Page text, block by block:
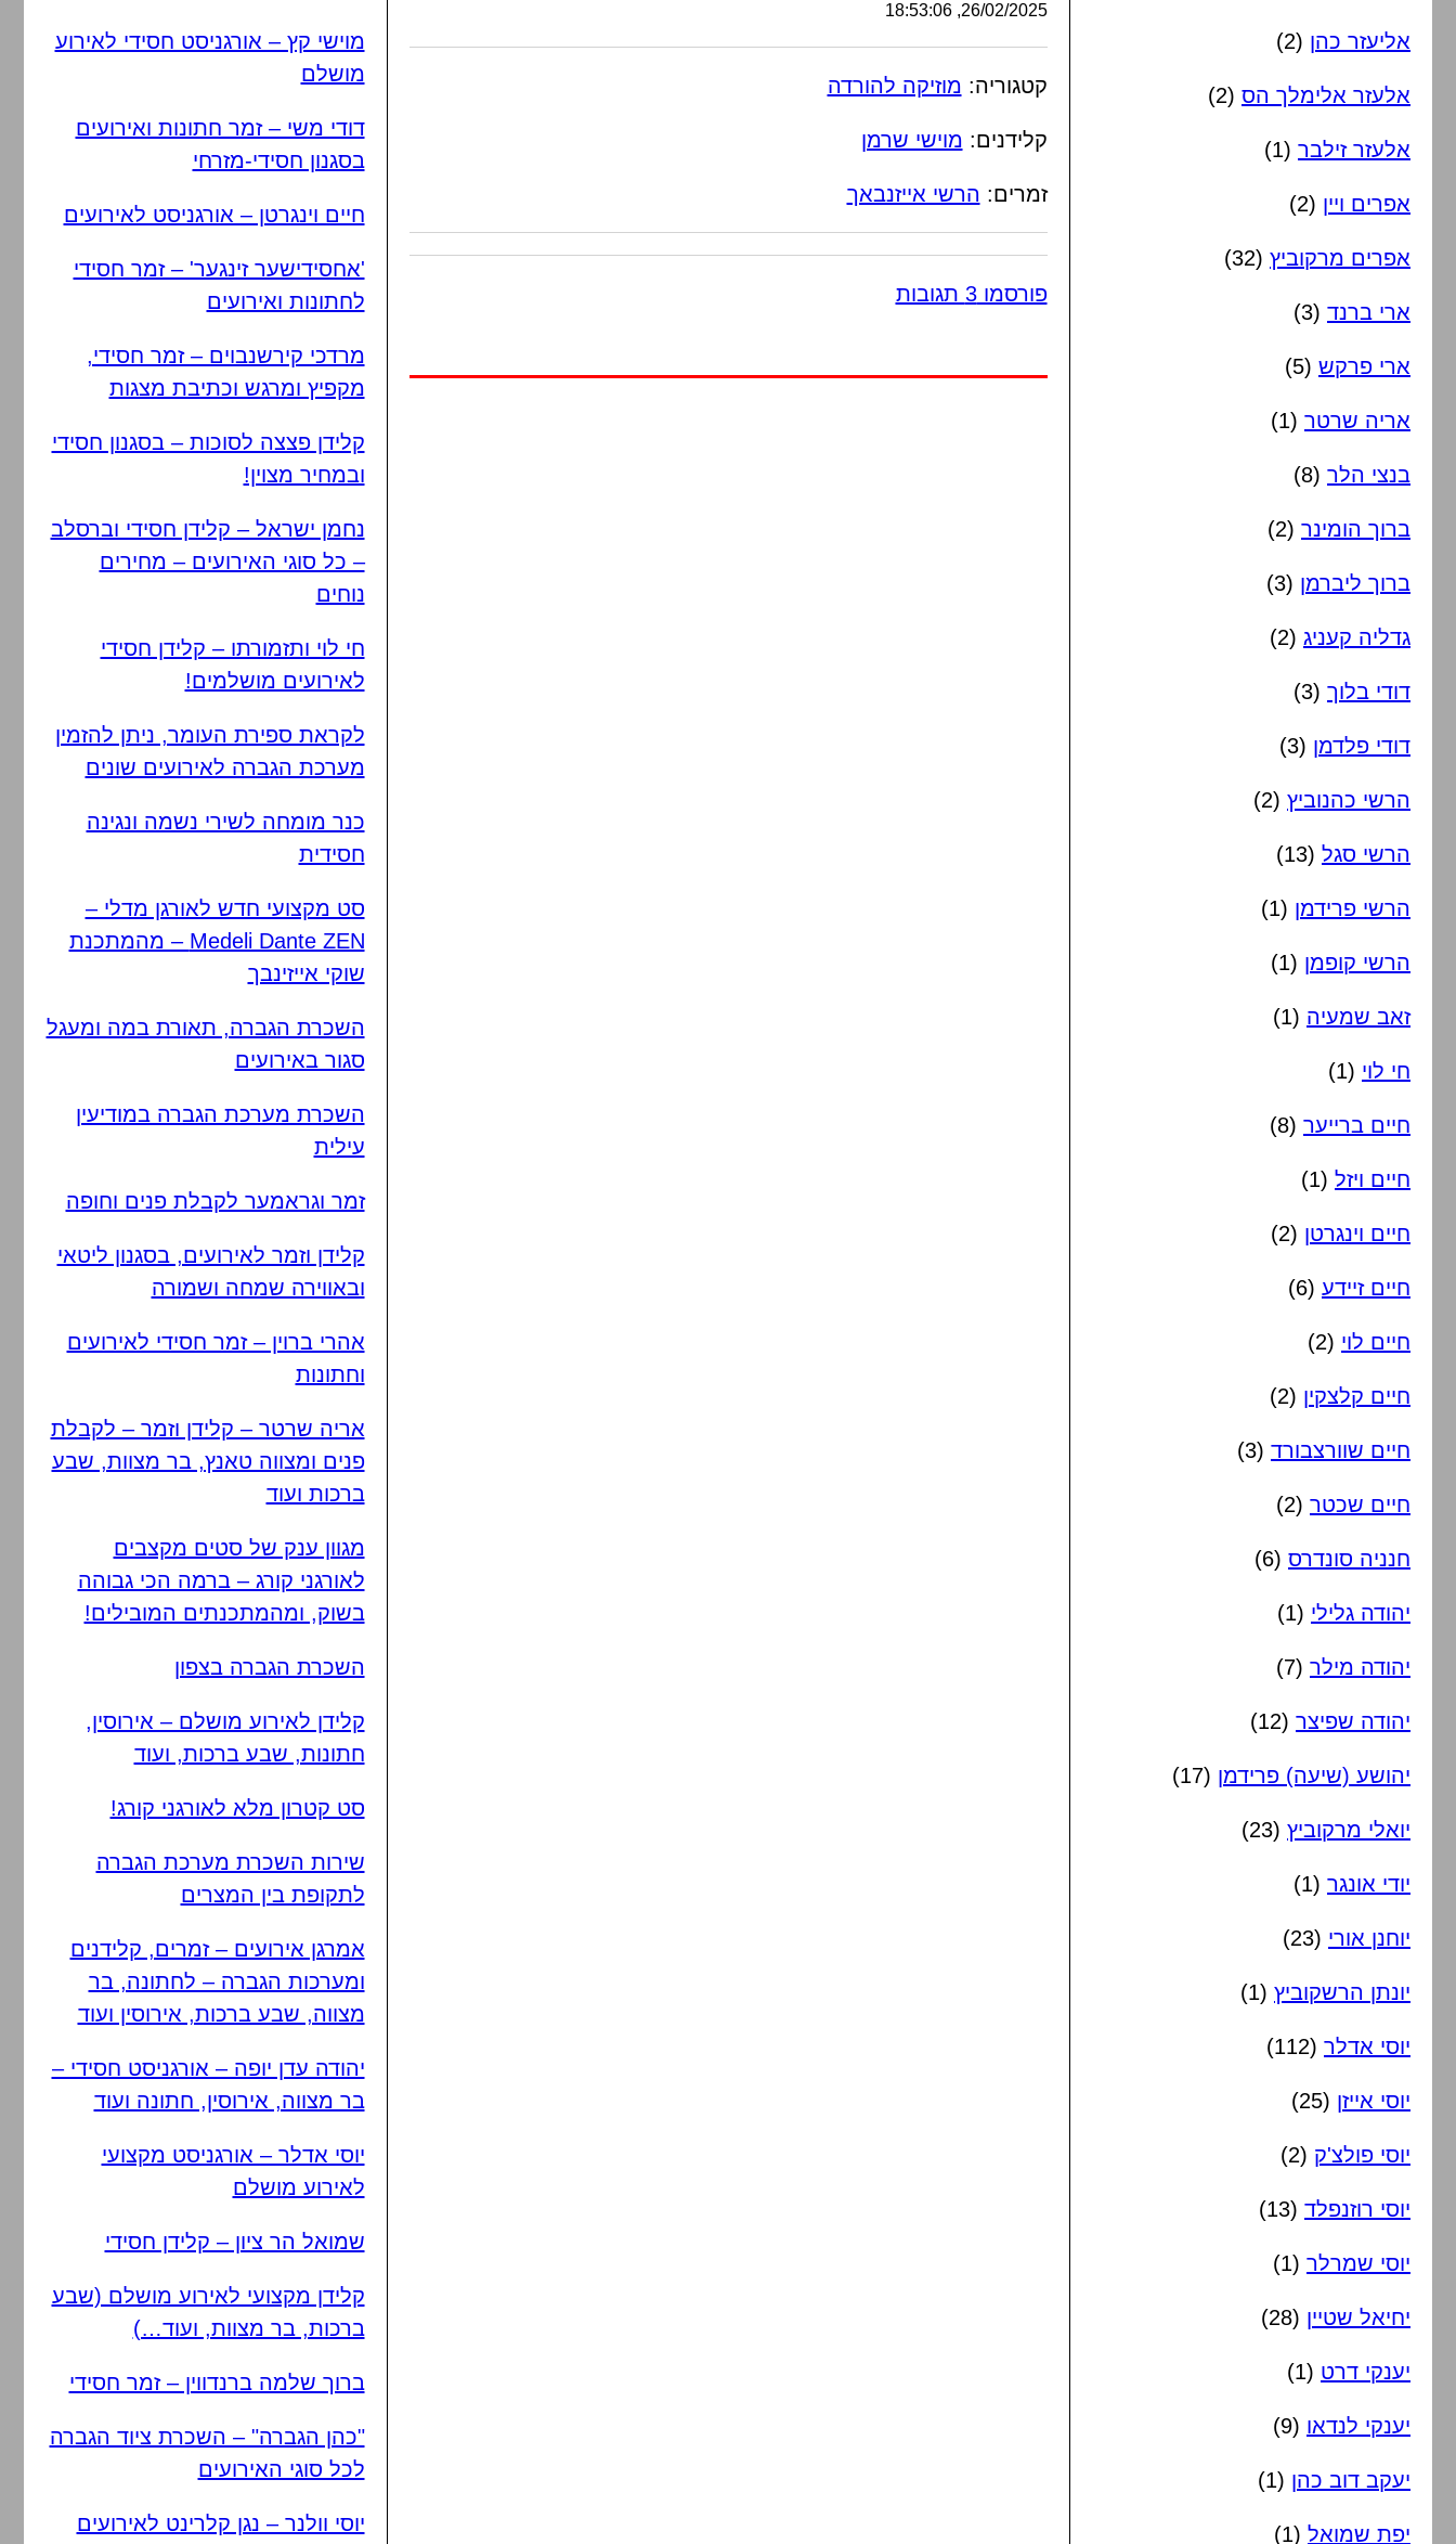
26/02/2025, 18:53:06
קטגוריה: מוזיקה להורדה
קלידנים: מוישי שרמן
זמרים: הרשי אייזנבאך
פורסמו 3 תגובות
אליעזר כהן (2)
אלעזר אלימלך הס (2)
אלעזר זילבר (1)
אפרים ויין (2)
אפרים מרקוביץ (32)
ארי ברנד (3)
ארי פרקש (5)
אריה שרטר (1)
בנצי הלר (8)
ברוך הומינר (2)
ברוך ליברמן (3)
גדליה קעניג (2)
דודי בלוך (3)
דודי פלדמן (3)
הרשי כהנוביץ (2)
הרשי סגל (13)
הרשי פרידמן (1)
הרשי קופמן (1)
זאב שמעיה (1)
חי לוי (1)
חיים ברייער (8)
חיים ויזל (1)
חיים וינגרטן (2)
חיים זיידע (6)
חיים לוי (2)
חיים קלצקין (2)
חיים שוורצבורד (3)
חיים שכטר (2)
חנניה סונדרס (6)
יהודה גלילי (1)
יהודה מילר (7)
יהודה שפיצר (12)
יהושע (שיעה) פרידמן (17)
יואלי מרקוביץ (23)
יודי אונגר (1)
יוחנן אורי (23)
יונתן הרשקוביץ (1)
יוסי אדלר (112)
יוסי אייזן (25)
יוסי פולצ'ק (2)
יוסי רוזנפלד (13)
יוסי שמרלר (1)
יחיאל שטיין (28)
יענקי דרט (1)
יענקי לנדאו (9)
יעקב דוב כהן (1)
יפת שמואל (1)
מוישי קץ – אורגניסט חסידי לאירוע
מושלם
דודי משי – זמר חתונות ואירועים
בסגנון חסידי-מזרחי
חיים וינגרטן – אורגניסט לאירועים
'אחסידישער זינגער' – זמר חסידי
לחתונות ואירועים
מרדכי קירשנבוים – זמר חסידי,
מקפיץ ומרגש וכתיבת מצגות
קלידן פצצה לסוכות – בסגנון חסידי
ובמחיר מצוין!
נחמן ישראל – קלידן חסידי וברסלב
– כל סוגי האירועים – מחירים
נוחים
חי לוי ותזמורתו – קלידן חסידי
לאירועים מושלמים!
לקראת ספירת העומר, ניתן להזמין
מערכת הגברה לאירועים שונים
כנר מומחה לשירי נשמה ונגינה
חסידית
סט מקצועי חדש לאורגן מדלי –
Medeli Dante ZEN – מהמתכנת
שוקי אייזינבך
השכרת הגברה, תאורת במה ומעגל
סגור באירועים
השכרת מערכת הגברה במודיעין
עילית
זמר וגראמער לקבלת פנים וחופה
קלידן וזמר לאירועים, בסגנון ליטאי
ובאווירה שמחה ושמורה
אהרי ברוין – זמר חסידי לאירועים
וחתונות
אריה שרטר – קלידן וזמר – לקבלת
פנים ומצווה טאנץ, בר מצוות, שבע
ברכות ועוד
מגוון ענק של סטים מקצבים
לאורגני קורג – ברמה הכי גבוהה
בשוק, ומהמתכנתים המובילים!
השכרת הגברה בצפון
קלידן לאירוע מושלם – אירוסין,
חתונות, שבע ברכות, ועוד
סט קטרון מלא לאורגני קורג!
שירות השכרת מערכת הגברה
לתקופת בין המצרים
אמרגן אירועים – זמרים, קלידנים
ומערכות הגברה – לחתונה, בר
מצווה, שבע ברכות, אירוסין ועוד
יהודה עדן יופה – אורגניסט חסידי –
בר מצווה, אירוסין, חתונה ועוד
יוסי אדלר – אורגניסט מקצועי
לאירוע מושלם
שמואל הר ציון – קלידן חסידי
קלידן מקצועי לאירוע מושלם (שבע
ברכות, בר מצוות, ועוד…)
ברוך שלמה ברנדווין – זמר חסידי
"כהן הגברה" – השכרת ציוד הגברה
לכל סוגי האירועים
יוסי וולנר – נגן קלרינט לאירועים